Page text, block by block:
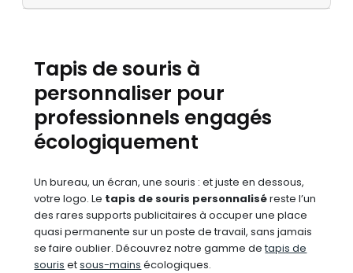
Tapis de souris à
personnaliser pour
professionnels engagés
écologiquement
Un bureau, un écran, une souris : et juste en dessous,
votre logo. Le tapis de souris personnaliséreste l’un
des rares supports publicitaires à occuper une place
quasi permanente sur un poste de travail, sans jamais
se faire oublier. Découvrez notre gamme detapis de
souris etsous-mains écologiques.